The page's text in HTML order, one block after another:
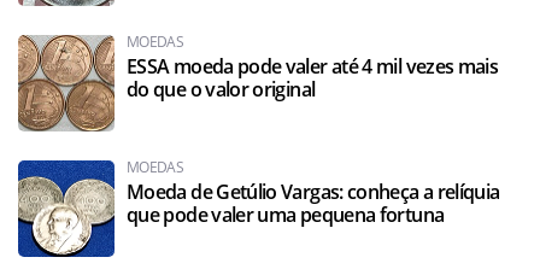
MOEDAS
ESSA moeda pode valer até 4 mil vezes mais
do que o valor original
MOEDAS
Moeda de Getúlio Vargas: conheça a relíquia
que pode valer uma pequena fortuna